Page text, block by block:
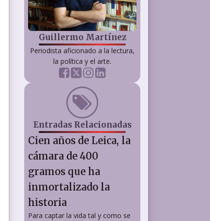
Guillermo Martínez
Periodista aficionado a la lectura,
la política y el arte.
Entradas Relacionadas
Cien años de Leica, la
cámara de 400
gramos que ha
inmortalizado la
historia
Para captar la vida tal y como se